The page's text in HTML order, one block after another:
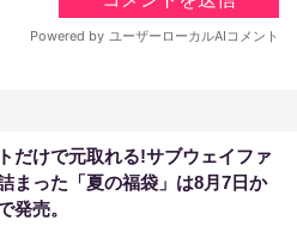
だけで元取れる!サブウェイファ
まった「夏の福袋」は8月7日か
発売。